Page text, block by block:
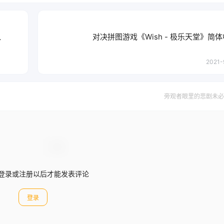
对决拼图游戏《Wish - 极乐天堂》简
旁观者眼里的悲剧未
录或注册以后才能发表评论
登录